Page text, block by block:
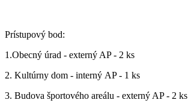
Prístupový bod:
1.Obecný úrad - externý AP - 2 ks
2. Kultúrny dom - interný AP - 1 ks
3. Budova športového areálu - externý AP - 2 ks